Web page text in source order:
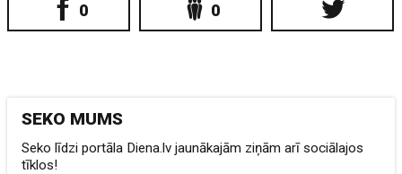
0 0
SEKO MUMS
Seko līdzi portāla Diena.lv jaunākajām ziņām arī sociālajos
tīklos!